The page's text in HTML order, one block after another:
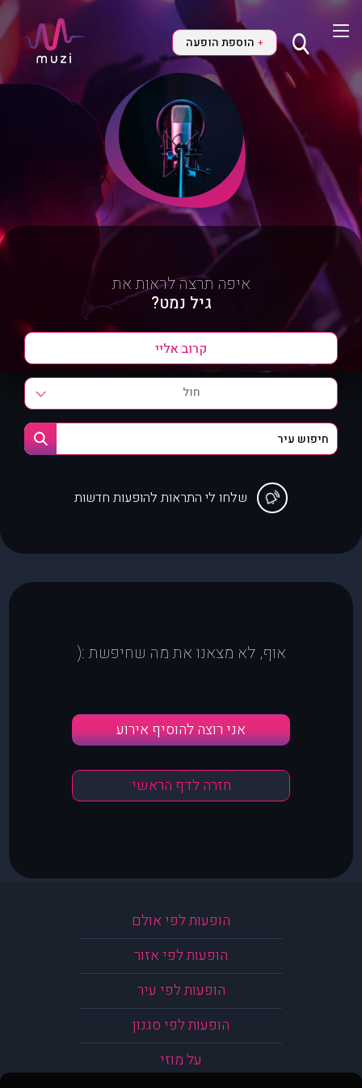
+ הוספת הופעה
איפה תרצה לראות את
גיל נמט?
חול
שלחו לי התראות להופעות חדשות
אוף, לא מצאנו את מה שחיפשת :(
אני רוצה להוסיף אירוע
חזרה לדף הראשי
הופעות לפי אולם
הופעות לפי אזור
הופעות לפי עיר
הופעות לפי סגנון
על מוזי